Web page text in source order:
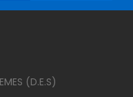
(D.E.S)